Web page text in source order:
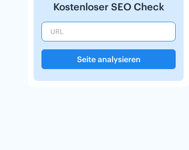
Kostenloser SEO Check
Seite analysieren